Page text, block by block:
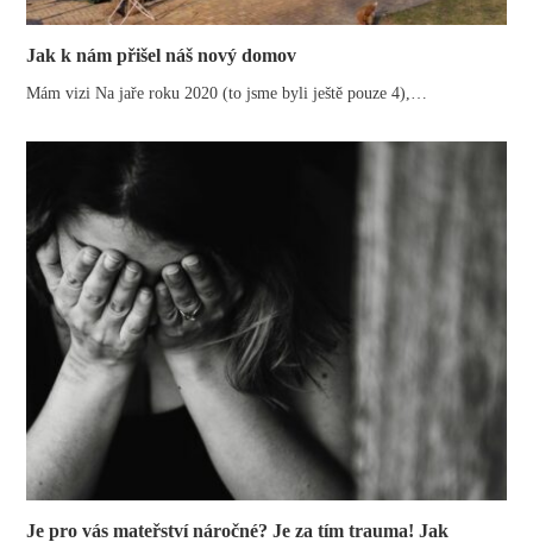
Jak k nám přišel náš nový domov
Mám vizi Na jaře roku 2020 (to jsme byli ještě pouze 4),…
Je pro vás mateřství náročné? Je za tím trauma! Jak